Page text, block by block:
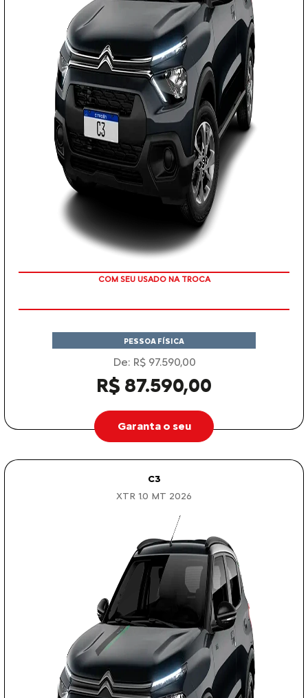
TAXA ZERO
PESSOA FÍSICA
De: R$ 97.590,00
R$ 87.590,00
Garanta o seu
C3
XTR 1.0 MT 2026